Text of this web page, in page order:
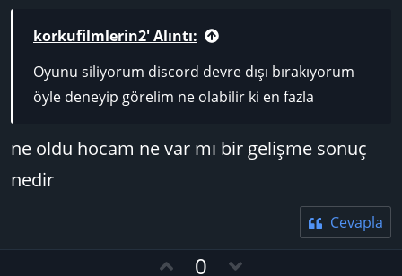
korkufilmlerin2' Alıntı:
Oyunu siliyorum discord devre dışı bırakıyorum
öyle deneyip görelim ne olabilir ki en fazla
ne oldu hocam ne var mı bir gelişme sonuç
nedir
Cevapla
O0